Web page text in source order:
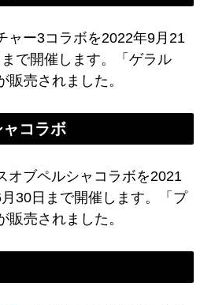
ャー3コラボを2022年9月21
で開催します。「ゲラル
販売されました。
コラボ
オブペルシャコラボを2021
30日まで開催します。「プ
販売されました。